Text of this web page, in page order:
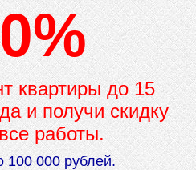
квартиры до15
и получи скидку
работы.
100 000 рублей.